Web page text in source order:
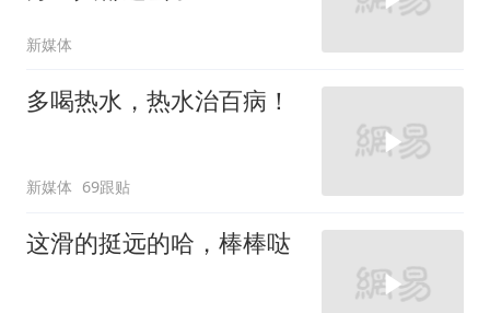
新媒体
多喝热水，热水治百病！
新媒体 69跟贴
这滑的挺远的哈，棒棒哒